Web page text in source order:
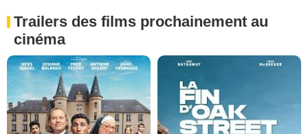
Trailers des films prochainement au
cinéma